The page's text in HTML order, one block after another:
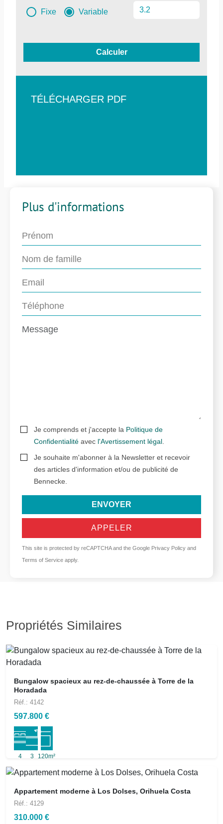
Fixe Variable
Calculer
TÉLÉCHARGER PDF
Plus d'informations
Je comprends et j'accepte la Politique de
Confidentialité avec l'Avertissement légal
Je souhaite m'abonner à la Newsletter et recevoir
des articles d'information et/ou de publicité de
Bennecke.
ENVOYER
APPELER
This site is protected by reCAPTCHA and the Google Privacy Policy and
Terms of Service apply.
Propriétés Similaires
Bungalow spacieux au rez-de-chaussée à Torre de la
Horadada
Réf.: 4142
597.800 €
4 3 120m²
Appartement moderne à Los Dolses, Orihuela Costa
Réf.: 4129
310.000 €